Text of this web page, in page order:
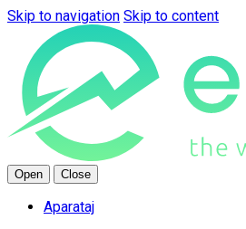
Skip to navigation Skip to content
Open Close
Aparataj